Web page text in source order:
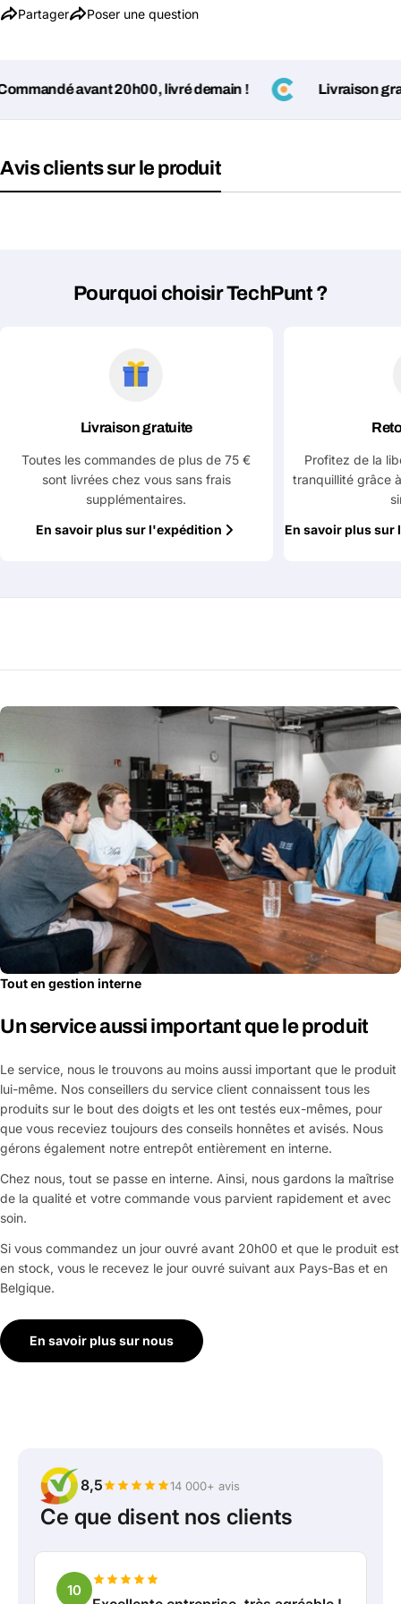
Partager Poser une question
message
Les champs marqués d'un * sont obligatoires
Envoyer la question
avant 20h00, livré demain ! Livraison
Avis clients sur le produit
Pourquoi choisir TechPunt ?
Livraison gratuite
Toutes les commandes de plus de 75 €
sont livrées chez vous sans frais
supplémentaires.
En savoir plus sur l'expédition
Profitez de la
tranquillité grâce
En savoir plus sur
Tout en gestion interne
Un service aussi important que le produit
Le service, nous le trouvons au moins aussi important que le produit
lui-même. Nos conseillers du service client connaissent tous les
produits sur le bout des doigts et les ont testés eux-mêmes, pour
que vous receviez toujours des conseils honnêtes et avisés. Nous
gérons également notre entrepôt entièrement en interne.
Chez nous, tout se passe en interne. Ainsi, nous gardons la maîtrise
de la qualité et votre commande vous parvient rapidement et avec
soin.
Si vous commandez un jour ouvré avant 20h00 et que le produit est
en stock, vous le recevez le jour ouvré suivant aux Pays-Bas et en
Belgique.
En savoir plus sur nous
8,5 14 000+ avis
Ce que disent nos clients
10